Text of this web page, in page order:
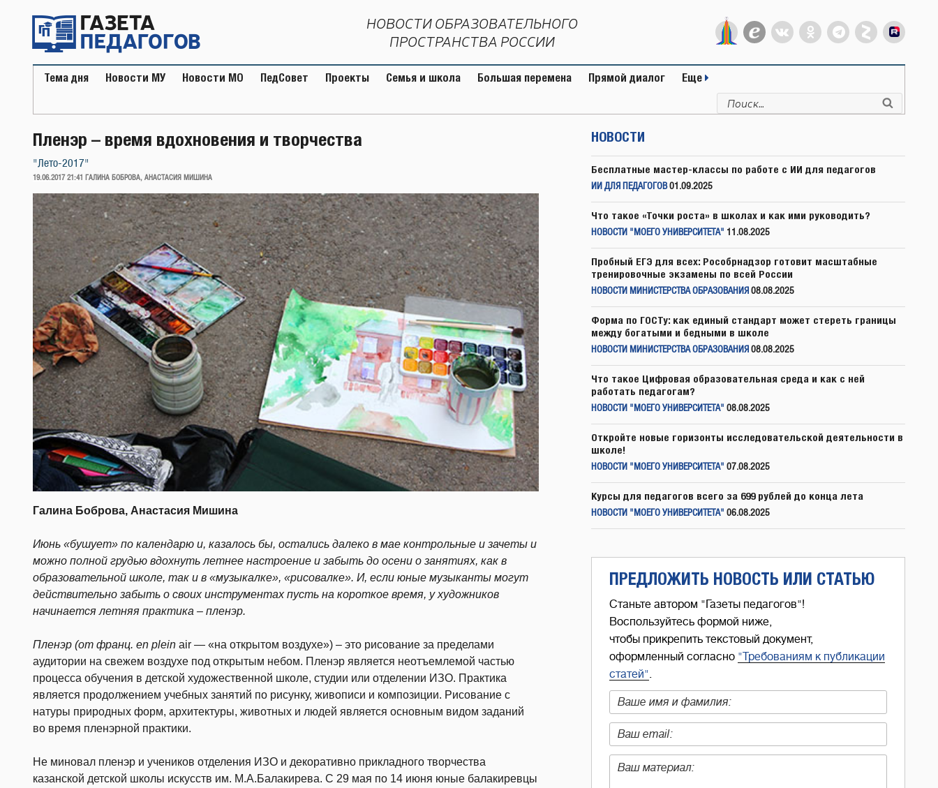
содержимому
НОВОСТИ ОБРАЗОВАТЕЛЬНОГО
ПРОСТРАНСТВА РОССИИ
Тема дня Новости МУ Новости МО ПедСовет Проекты Семья и школа Большая перемена Прямой диалог Еще
Искать:
Пленэр – время вдохновения и творчества
"Лето-2017"
ОПУБЛИКОВАНО
19.06.2017 21:41 ГАЛИНА БОБРОВА, АНАСТАСИЯ МИШИНА
Галина Боброва, Анастасия Мишина
Июнь «бушует» по календарю и, казалось бы, остались далеко в мае контрольные и зачеты и
можно полной грудью вдохнуть летнее настроение и забыть до осени о занятиях, как в
образовательной школе, так и в «музыкалке», «рисовалке». И, если юные музыканты могут
действительно забыть о своих инструментах пусть на короткое время, у художников
начинается летняя практика – пленэр.
Пленэр (от франц. en plein air — «на открытом воздухе») – это рисование за пределами
аудитории на свежем воздухе под открытым небом. Пленэр является неотъемлемой частью
процесса обучения в детской художественной школе, студии или отделении ИЗО. Практика
является продолжением учебных занятий по рисунку, живописи и композиции. Рисование с
натуры природных форм, архитектуры, животных и людей является основным видом заданий
во время пленэрной практики.
Не миновал пленэр и учеников отделения ИЗО и декоративно прикладного творчества
казанской детской школы искусств им. М.А.Балакирева. С 29 мая по 14 июня юные балакиревцы
НОВОСТИ
Бесплатные мастер-классы по работе с ИИ для педагогов
ИИ ДЛЯ ПЕДАГОГОВ 01.09.2025
Что такое «Точки роста» в школах и как ими руководить?
НОВОСТИ "МОЕГО УНИВЕРСИТЕТА" 11.08.2025
Пробный ЕГЭ для всех: Рособрнадзор готовит масштабные
тренировочные экзамены по всей России
НОВОСТИ МИНИСТЕРСТВА ОБРАЗОВАНИЯ 08.08.2025
Форма по ГОСТу: как единый стандарт может стереть границы
между богатыми и бедными в школе
НОВОСТИ МИНИСТЕРСТВА ОБРАЗОВАНИЯ 08.08.2025
Что такое Цифровая образовательная среда и как с ней
работать педагогам?
НОВОСТИ "МОЕГО УНИВЕРСИТЕТА" 08.08.2025
Откройте новые горизонты исследовательской деятельности в
школе!
НОВОСТИ "МОЕГО УНИВЕРСИТЕТА" 07.08.2025
Курсы для педагогов всего за 699 рублей до конца лета
НОВОСТИ "МОЕГО УНИВЕРСИТЕТА" 06.08.2025
ПРЕДЛОЖИТЬ НОВОСТЬ ИЛИ СТАТЬЮ
Станьте автором "Газеты педагогов"!
Воспользуйтесь формой ниже,
чтобы прикрепить текстовый документ,
оформленный согласно "Требованиям к публикации
статей".